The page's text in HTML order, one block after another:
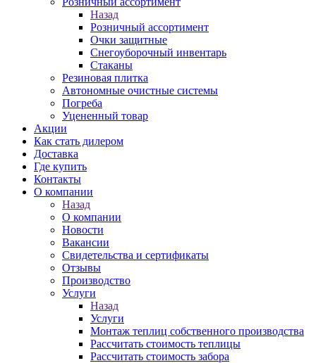
Назад
Розничный ассортимент
Очки защитные
Снегоуборочный инвентарь
Стаканы
Резиновая плитка
Автономные очистные системы
Погреба
Уцененный товар
Акции
Как стать дилером
Доставка
Где купить
Контакты
О компании
Назад
О компании
Новости
Вакансии
Свидетельства и сертификаты
Отзывы
Производство
Услуги
Назад
Услуги
Монтаж теплиц собственного производства
Рассчитать стоимость теплицы
Рассчитать стоимость забора